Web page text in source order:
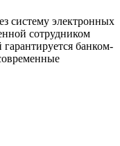
систему электронных
сотрудником
гарантируется банком-